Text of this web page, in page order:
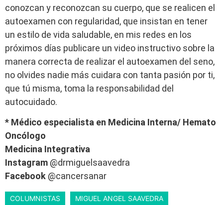
conozcan y reconozcan su cuerpo, que se realicen el
autoexamen con regularidad, que insistan en tener
un estilo de vida saludable, en mis redes en los
próximos días publicare un video instructivo sobre la
manera correcta de realizar el autoexamen del seno,
no olvides nadie más cuidara con tanta pasión por ti,
que tú misma, toma la responsabilidad del
autocuidado.
* Médico especialista en Medicina Interna/ Hemato
Oncólogo
Medicina Integrativa
Instagram @drmiguelsaavedra
Facebook @cancersanar
COLUMNISTAS MIGUEL ANGEL SAAVEDRA